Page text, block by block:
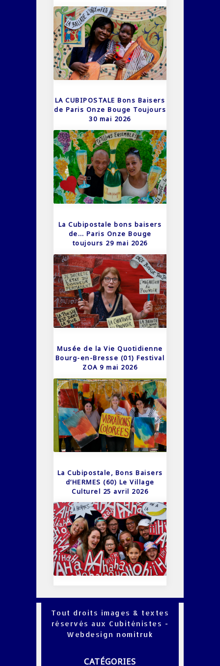
LA CUBIPOSTALE Bons Baisers
de Paris Onze Bouge Toujours
30 mai 2026
La Cubipostale bons baisers
de… Paris Onze Bouge
toujours 29 mai 2026
Musée de la Vie Quotidienne
Bourg-en-Bresse (01) Festival
ZOA 9 mai 2026
La Cubipostale, Bons Baisers
d’HERMES (60) Le Village
Culturel 25 avril 2026
Tout droits images & textes
réservés aux Cubiténistes -
Webdesign nomitruk
CATÉGORIES